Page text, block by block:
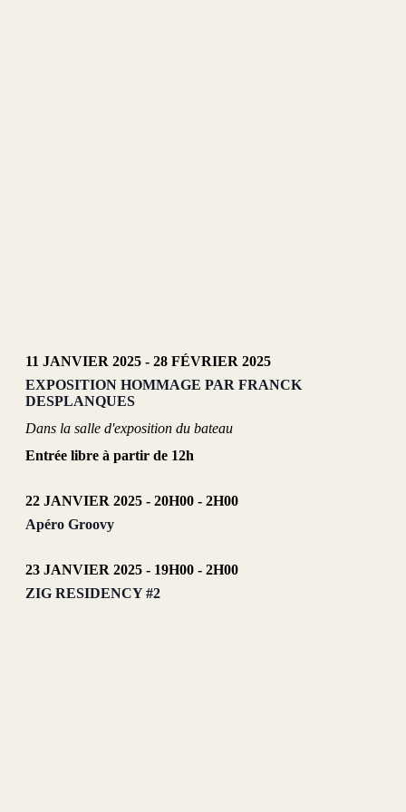
EXPOSITION HOMMAGE PAR FRANCK
DESPLANQUES
11 JANVIER 2025- 28 FÉVRIER 2025
Dans la salle d'exposition du bateau
Entrée libre à partir de 12h
Apéro Groovy
22 JANVIER 2025 - 20H00- 2H00
ZIG RESIDENCY #2
23 JANVIER 2025 - 19H00- 2H00